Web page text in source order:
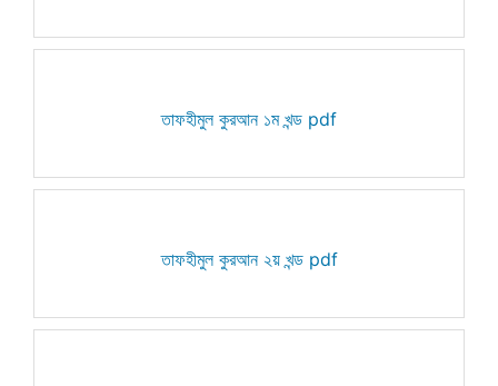
তাফহীমুল কুরআন ১ম খন্ড pdf
তাফহীমুল কুরআন ২য় খন্ড pdf